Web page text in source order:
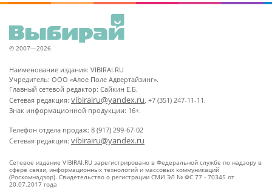
© 2007—2026
Наименование издания: VIBIRAI.RU
Учредитель: ООО «Алое Поле Адвертайзинг».
Главный сетевой редактор: Сайкин Е.Б.
Сетевая редакция: vibirairu@yandex.ru, +7 (351) 247-11-11.
Знак информационной продукции: 16+.
Телефон отдела продаж: 8 (917) 299-67-02
Сетевая редакция: vibirairu@yandex.ru
Сетевое издание VIBIRAI.RU зарегистрировано в Федеральной службе по надзору в
сфере связи, информационных технологий и массовых коммуникаций
(Роскомнадзор). Свидетельство о регистрации СМИ ЭЛ № ФС 77 - 70345 от
20.07.2017 года